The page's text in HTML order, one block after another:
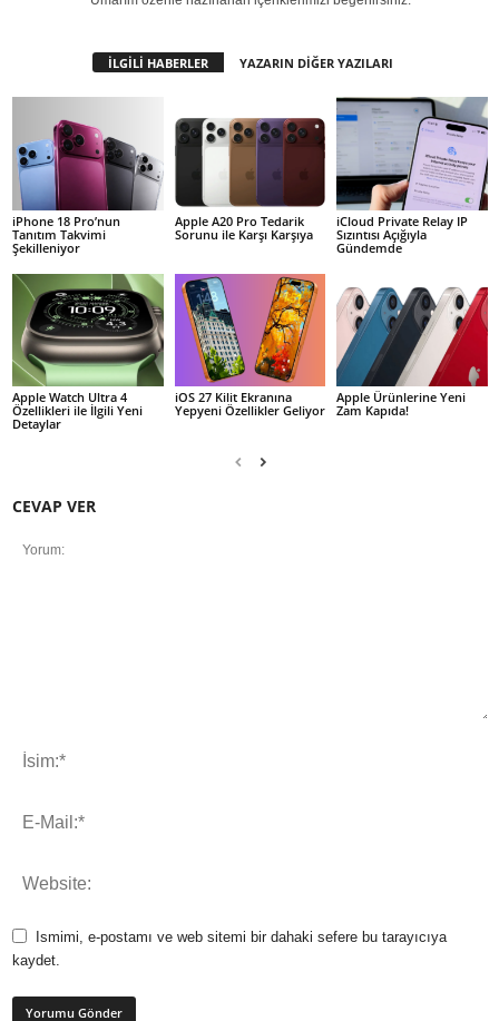
İLGİLİ HABERLER YAZARIN DİĞER YAZILARI
iPhone 18 Pro’nun
Tanıtım Takvimi
Şekilleniyor
Apple A20 Pro Tedarik
Sorunu ile Karşı Karşıya
iCloud Private Relay IP
Sızıntısı Açığıyla
Gündemde
Apple Watch Ultra 4
Özellikleri ile İlgili Yeni
Detaylar
iOS 27 Kilit Ekranına
Yepyeni Özellikler Geliyor
Apple Ürünlerine Yeni
Zam Kapıda!
CEVAP VER
Ismimi, e-postamı ve web sitemi bir dahaki sefere bu tarayıcıya
kaydet.